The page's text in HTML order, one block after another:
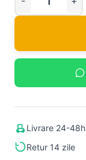
Livrare 24-48h
Retur 14 zile